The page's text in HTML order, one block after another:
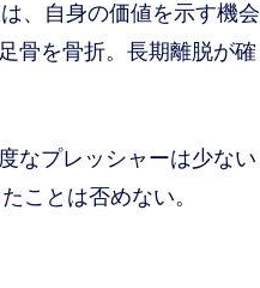
、自身の価値を示す機会
骨を骨折。長期離脱が確
なプレッシャーは少ない
ことは否めない。